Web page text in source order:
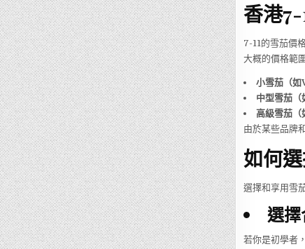
香港7-
7-11的雪茄價
大概的價格範
小雪茄（
中型雪茄（
高級雪茄
由於某些品牌
如何
選擇和享用雪
選
若你是初學者